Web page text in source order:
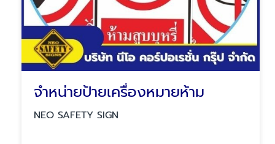
จำหน่ายป้ายเครื่องหมายห้าม
NEO SAFETY SIGN